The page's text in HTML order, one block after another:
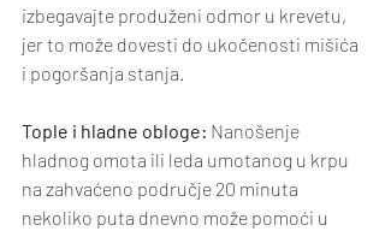
izbegavajte produženi odmor u krevetu,
jer to može dovesti do ukočenosti mišića
i pogoršanja stanja.
Tople i hladne obloge: Nanošenje
hladnog omota ili leda umotanog u krpu
na zahvaćeno područje 20 minuta
nekoliko puta dnevno može pomoći u